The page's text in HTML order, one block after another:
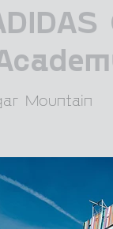
Mountain